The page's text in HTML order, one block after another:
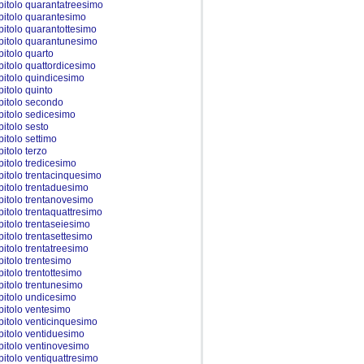
quarantatreesimo
quarantesimo
quarantottesimo
quarantunesimo
quarto
quattordicesimo
quindicesimo
quinto
secondo
sedicesimo
sesto
settimo
terzo
tredicesimo
trentacinquesimo
trentaduesimo
trentanovesimo
trentaquattresimo
trentaseiesimo
trentasettesimo
trentatreesimo
trentesimo
trentottesimo
trentunesimo
undicesimo
ventesimo
venticinquesimo
ventiduesimo
ventinovesimo
ventiquattresimo